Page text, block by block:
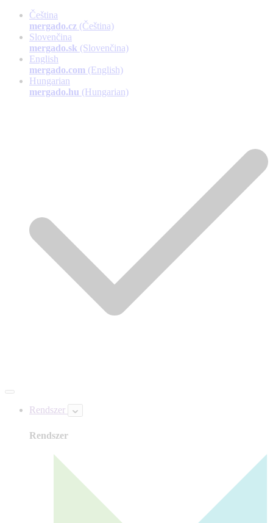
Čeština
mergado.cz (Čeština)
Slovenčina
mergado.sk (Slovenčina)
English
mergado.com (English)
Hungarian
mergado.hu (Hungarian)
Rendszer
Rendszer